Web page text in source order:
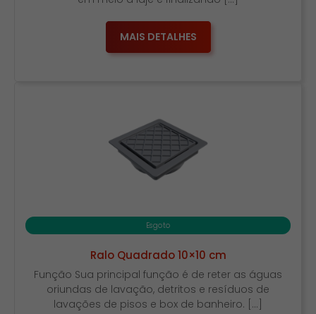
MAIS DETALHES
Esgoto
Ralo Quadrado 10×10 cm
Função Sua principal função é de reter as águas
oriundas de lavação, detritos e resíduos de
lavações de pisos e box de banheiro. […]